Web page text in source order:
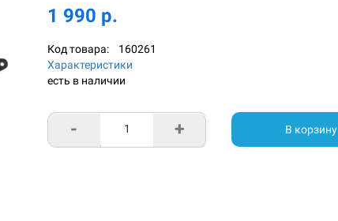
1 990 р.
Код товара: 160261
Характеристики
есть в наличии
- + В корзину